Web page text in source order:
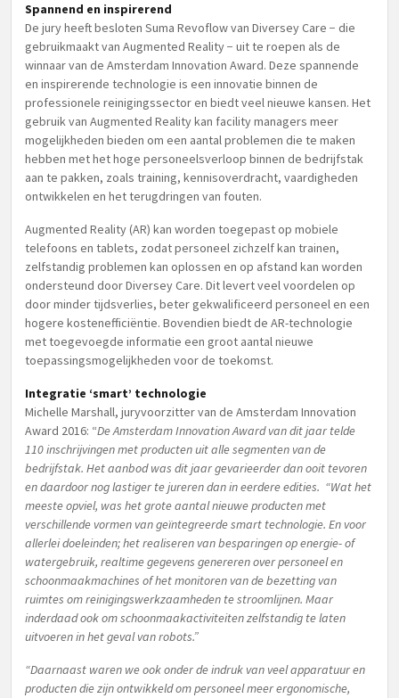
Spannend en inspirerend
De jury heeft besloten Suma Revoflow van Diversey Care − die
gebruikmaakt van Augmented Reality − uit te roepen als de
winnaar van de Amsterdam Innovation Award. Deze spannende
en inspirerende technologie is een innovatie binnen de
professionele reinigingssector en biedt veel nieuwe kansen. Het
gebruik van Augmented Reality kan facility managers meer
mogelijkheden bieden om een aantal problemen die te maken
hebben met het hoge personeelsverloop binnen de bedrijfstak
aan te pakken, zoals training, kennisoverdracht, vaardigheden
ontwikkelen en het terugdringen van fouten.
Augmented Reality (AR) kan worden toegepast op mobiele
telefoons en tablets, zodat personeel zichzelf kan trainen,
zelfstandig problemen kan oplossen en op afstand kan worden
ondersteund door Diversey Care. Dit levert veel voordelen op
door minder tijdsverlies, beter gekwalificeerd personeel en een
hogere kostenefficiëntie. Bovendien biedt de AR-technologie
met toegevoegde informatie een groot aantal nieuwe
toepassingsmogelijkheden voor de toekomst.
Integratie ‘smart’ technologie
Michelle Marshall, juryvoorzitter van de Amsterdam Innovation
Award 2016: “De Amsterdam Innovation Award van dit jaar telde
110 inschrijvingen met producten uit alle segmenten van de
bedrijfstak. Het aanbod was dit jaar gevarieerder dan ooit tevoren
en daardoor nog lastiger te jureren dan in eerdere edities. “Wat het
meeste opviel, was het grote aantal nieuwe producten met
verschillende vormen van geïntegreerde smart technologie. En voor
allerlei doeleinden; het realiseren van besparingen op energie- of
watergebruik, realtime gegevens genereren over personeel en
schoonmaakmachines of het monitoren van de bezetting van
ruimtes om reinigingswerkzaamheden te stroomlijnen. Maar
inderdaad ook om schoonmaakactiviteiten zelfstandig te laten
uitvoeren in het geval van robots.”
“Daarnaast waren we ook onder de indruk van veel apparatuur en
producten die zijn ontwikkeld om personeel meer ergonomische,